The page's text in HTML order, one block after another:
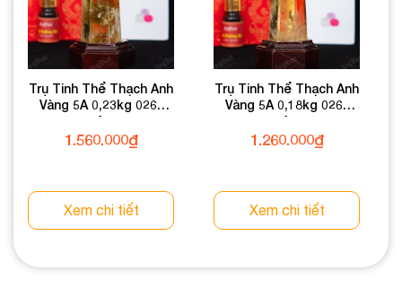
Trụ Tinh Thể Thạch Anh
Vàng 5A 0,23kg 026-
1375A-0,23
1.560.000₫
Xem chi tiết
Trụ Tinh Thể Thạch Anh
Vàng 5A 0,18kg 026-
1375A-0,18
1.260.000₫
Xem chi tiết